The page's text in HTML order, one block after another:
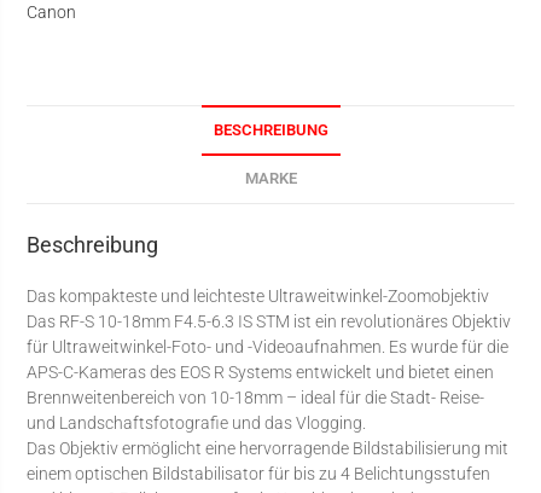
Canon
BESCHREIBUNG
MARKE
Beschreibung
Das kompakteste und leichteste Ultraweitwinkel-Zoomobjektiv
Das RF-S 10-18mm F4.5-6.3 IS STM ist ein revolutionäres Objektiv
für Ultraweitwinkel-Foto- und -Videoaufnahmen. Es wurde für die
APS-C-Kameras des EOS R Systems entwickelt und bietet einen
Brennweitenbereich von 10-18mm – ideal für die Stadt- Reise-
und Landschaftsfotografie und das Vlogging.
Das Objektiv ermöglicht eine hervorragende Bildstabilisierung mit
einem optischen Bildstabilisator für bis zu 4 Belichtungsstufen